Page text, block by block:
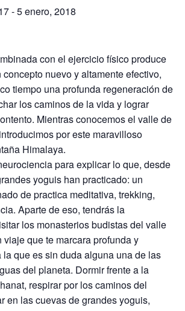
-5 enero, 2018
con el ejercicio físico produce
nuevo y altamente efectivo,
tiempo una profunda regeneración de
los caminos de la vida y lograr
Mientras conocemos el valle de
por este maravilloso
Himalaya.
para explicar lo que, desde
yoguis han practicado: un
de practica meditativa, trekking,
Aparte de eso, tendrás la
los monasterios budistas del valle
viaje que te marcara profunda y
la que es sin duda alguna una de las
del planeta. Dormir frente a la
respirar por los caminos del
en las cuevas de grandes yoguis,